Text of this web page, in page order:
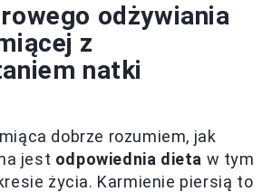
odżywiania
z
natki
dobrze rozumiem, jak
jest odpowiednia dieta w tym
życia. Karmienie piersią to